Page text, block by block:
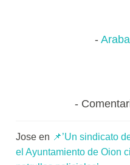
a
Jose en 📌’Un sindicato
el Ayuntamiento de Oion